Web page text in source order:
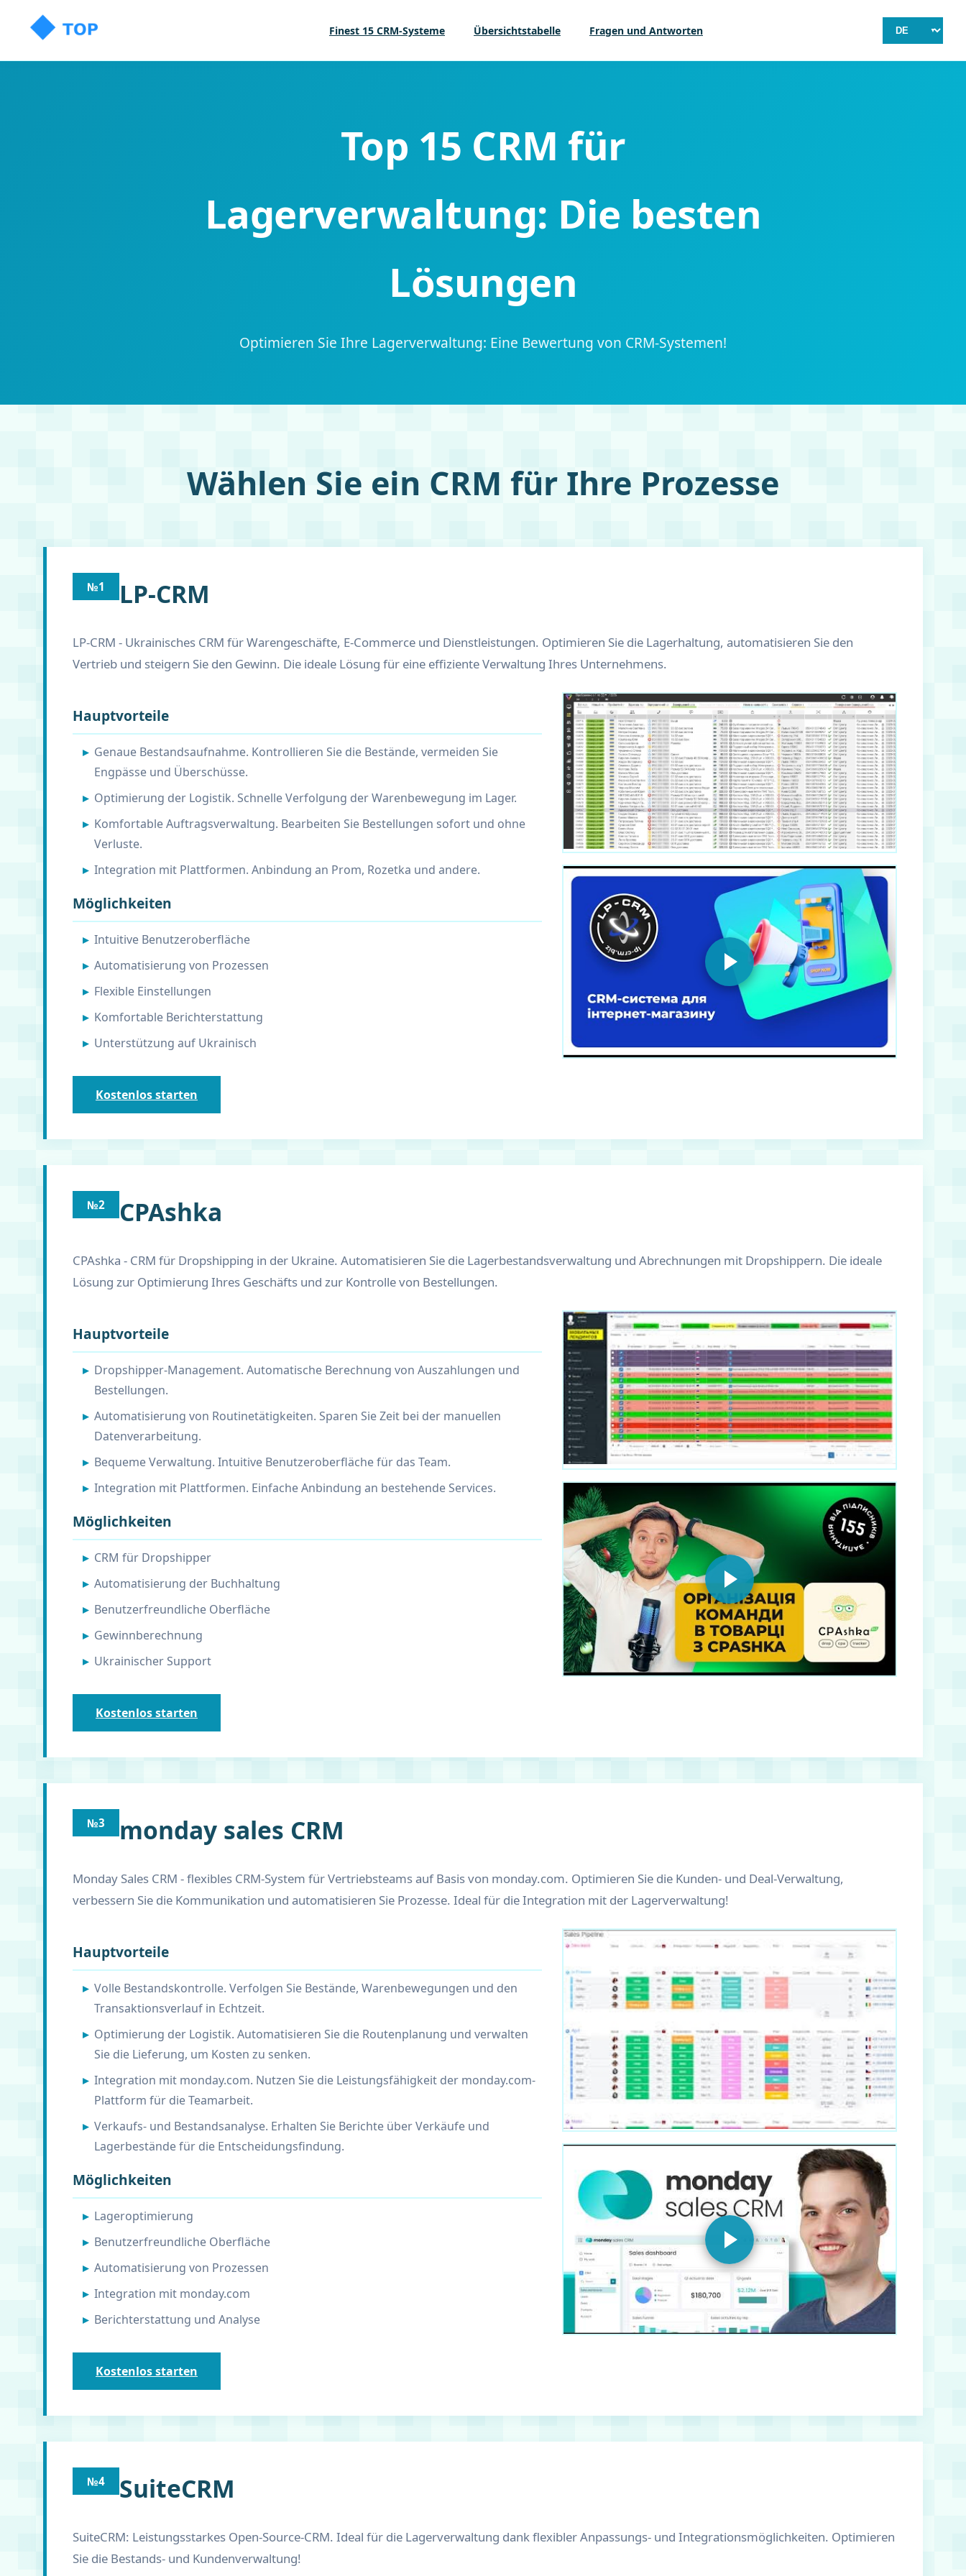
Finest 15 CRM-Systeme Übersichtstabelle Fragen und Antworten
Top 15 CRM für
Lagerverwaltung: Die besten
Lösungen
Optimieren Sie Ihre Lagerverwaltung: Eine Bewertung von CRM-Systemen!
Wählen Sie ein CRM für Ihre Prozesse
№1 LP-CRM
LP-CRM - Ukrainisches CRM für Warengeschäfte, E-Commerce und Dienstleistungen. Optimieren Sie die Lagerhaltung, automatisieren Sie den
Vertrieb und steigern Sie den Gewinn. Die ideale Lösung für eine effiziente Verwaltung Ihres Unternehmens.
Hauptvorteile
Genaue Bestandsaufnahme. Kontrollieren Sie die Bestände, vermeiden Sie
Engpässe und Überschüsse.
Optimierung der Logistik. Schnelle Verfolgung der Warenbewegung im Lager.
Komfortable Auftragsverwaltung. Bearbeiten Sie Bestellungen sofort und ohne
Verluste.
Integration mit Plattformen. Anbindung an Prom, Rozetka und andere.
Möglichkeiten
Intuitive Benutzeroberfläche
Automatisierung von Prozessen
Flexible Einstellungen
Komfortable Berichterstattung
Unterstützung auf Ukrainisch
Kostenlos starten
№2 CPAshka
CPAshka - CRM für Dropshipping in der Ukraine. Automatisieren Sie die Lagerbestandsverwaltung und Abrechnungen mit Dropshippern. Die ideale
Lösung zur Optimierung Ihres Geschäfts und zur Kontrolle von Bestellungen.
Hauptvorteile
Dropshipper-Management. Automatische Berechnung von Auszahlungen und
Bestellungen.
Automatisierung von Routinetätigkeiten. Sparen Sie Zeit bei der manuellen
Datenverarbeitung.
Bequeme Verwaltung. Intuitive Benutzeroberfläche für das Team.
Integration mit Plattformen. Einfache Anbindung an bestehende Services.
Möglichkeiten
CRM für Dropshipper
Automatisierung der Buchhaltung
Benutzerfreundliche Oberfläche
Gewinnberechnung
Ukrainischer Support
Kostenlos starten
№3 monday sales CRM
Monday Sales CRM - flexibles CRM-System für Vertriebsteams auf Basis von monday.com. Optimieren Sie die Kunden- und Deal-Verwaltung,
verbessern Sie die Kommunikation und automatisieren Sie Prozesse. Ideal für die Integration mit der Lagerverwaltung!
Hauptvorteile
Volle Bestandskontrolle. Verfolgen Sie Bestände, Warenbewegungen und den
Transaktionsverlauf in Echtzeit.
Optimierung der Logistik. Automatisieren Sie die Routenplanung und verwalten
Sie die Lieferung, um Kosten zu senken.
Integration mit monday.com. Nutzen Sie die Leistungsfähigkeit der monday.com-
Plattform für die Teamarbeit.
Verkaufs- und Bestandsanalyse. Erhalten Sie Berichte über Verkäufe und
Lagerbestände für die Entscheidungsfindung.
Möglichkeiten
Lageroptimierung
Benutzerfreundliche Oberfläche
Automatisierung von Prozessen
Integration mit monday.com
Berichterstattung und Analyse
Kostenlos starten
№4 SuiteCRM
SuiteCRM: Leistungsstarkes Open-Source-CRM. Ideal für die Lagerverwaltung dank flexibler Anpassungs- und Integrationsmöglichkeiten. Optimieren
Sie die Bestands- und Kundenverwaltung!